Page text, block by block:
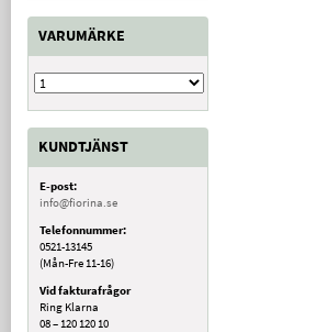
VARUMÄRKE
KUNDTJÄNST
E-post:
info@fiorina.se
Telefonnummer:
0521-13145
(Mån-Fre 11-16)
Vid fakturafrågor
Ring Klarna
08 – 120 120 10